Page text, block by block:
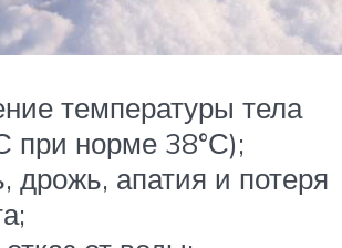
температуры тела
при норме 38°С);
дрожь, апатия и потеря